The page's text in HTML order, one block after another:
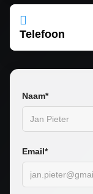
Naam*
Email*

Telefoon